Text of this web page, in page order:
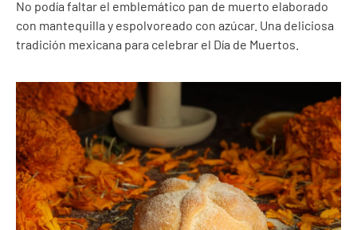
No podía faltar el emblemático pan de muerto elaborado
con mantequilla y espolvoreado con azúcar. Una deliciosa
tradición mexicana para celebrar el Día de Muertos.